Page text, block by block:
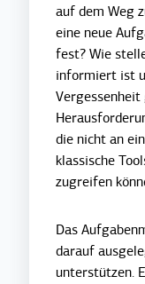
auf dem Weg
eine neue
fest? Wie
informiert ist
die nicht an
klassische
zugreifen
Das
darauf
unterstützen.